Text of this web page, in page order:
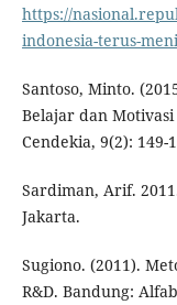
https://
indonesia-terus-
Santoso, Minto.
Belajar dan
Cendekia, 9(2): 149-
Sardiman, Arif.
Jakarta.
Sugiono. (2011).
R&D. Bandung: